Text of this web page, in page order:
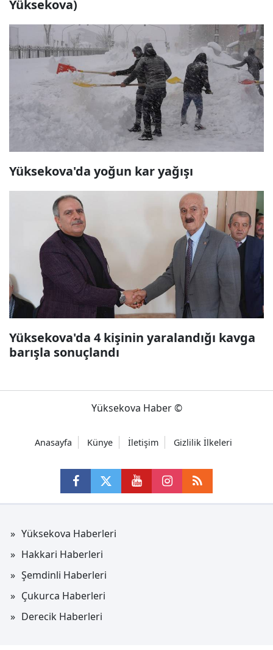
Yüksekova)
Yüksekova'da yoğun kar yağışı
Yüksekova'da 4 kişinin yaralandığı kavga
barışla sonuçlandı
Yüksekova Haber ©
Anasayfa Künye İletişim Gizlilik İlkeleri
Yüksekova Haberleri
Hakkari Haberleri
Şemdinli Haberleri
Çukurca Haberleri
Derecik Haberleri